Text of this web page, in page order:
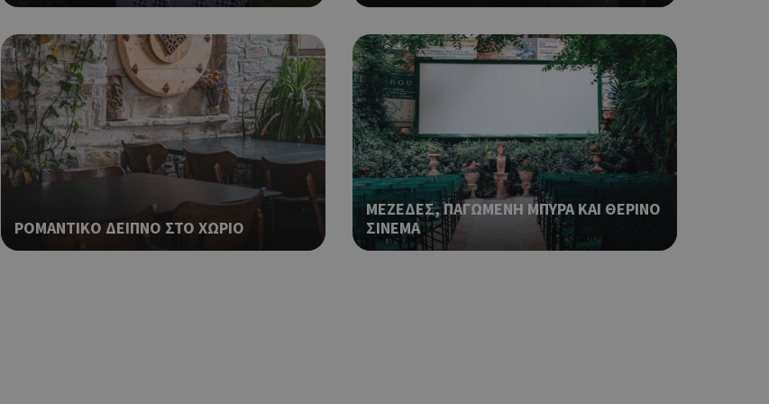
ΡΟΜΑΝΤΙΚΟ ΔΕΙΠΝΟ ΣΤΟ ΧΩΡΙΟ
ΜΕΖΕΔΕΣ, ΠΑΓΩΜΕΝΗ ΜΠΥΡΑ ΚΑΙ ΘΕΡΙΝΟ
ΣΙΝΕΜΑ
διάφορες διαφημιστικές ενέργειες όπως είναι το
banners.
Cloudflare Inc.
.onesignal.com
29 λεπτά 53
δευτερόλεπτα
Αυτό το cookie χρησιμοποιείται για τη διάκριση
μεταξύ ανθρώπων και ρομπότ. Αυτό είναι
επωφελές για τον ιστότοπο, προκειμένου να
κάνει έγκυρες αναφορές σχετικά με τη χρήση του
ιστότοπού τους.
.athenarecipes.com 1 μέρα
Χρησιμοποιείται για σκοπούς Capping δηλαδή να
εμφανίζει μόνο μια φορά την ημέρα στον χρήστη
διάφορες διαφημιστικές ενέργειες όπως είναι το
take over banner και τα push up και push down
banners.